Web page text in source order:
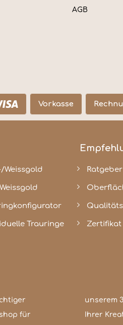
AGB
Vorkasse
Weissgold
Trauringe
Ratgeber
Zertifikat
für